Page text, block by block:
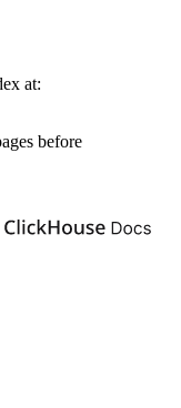
at:
before